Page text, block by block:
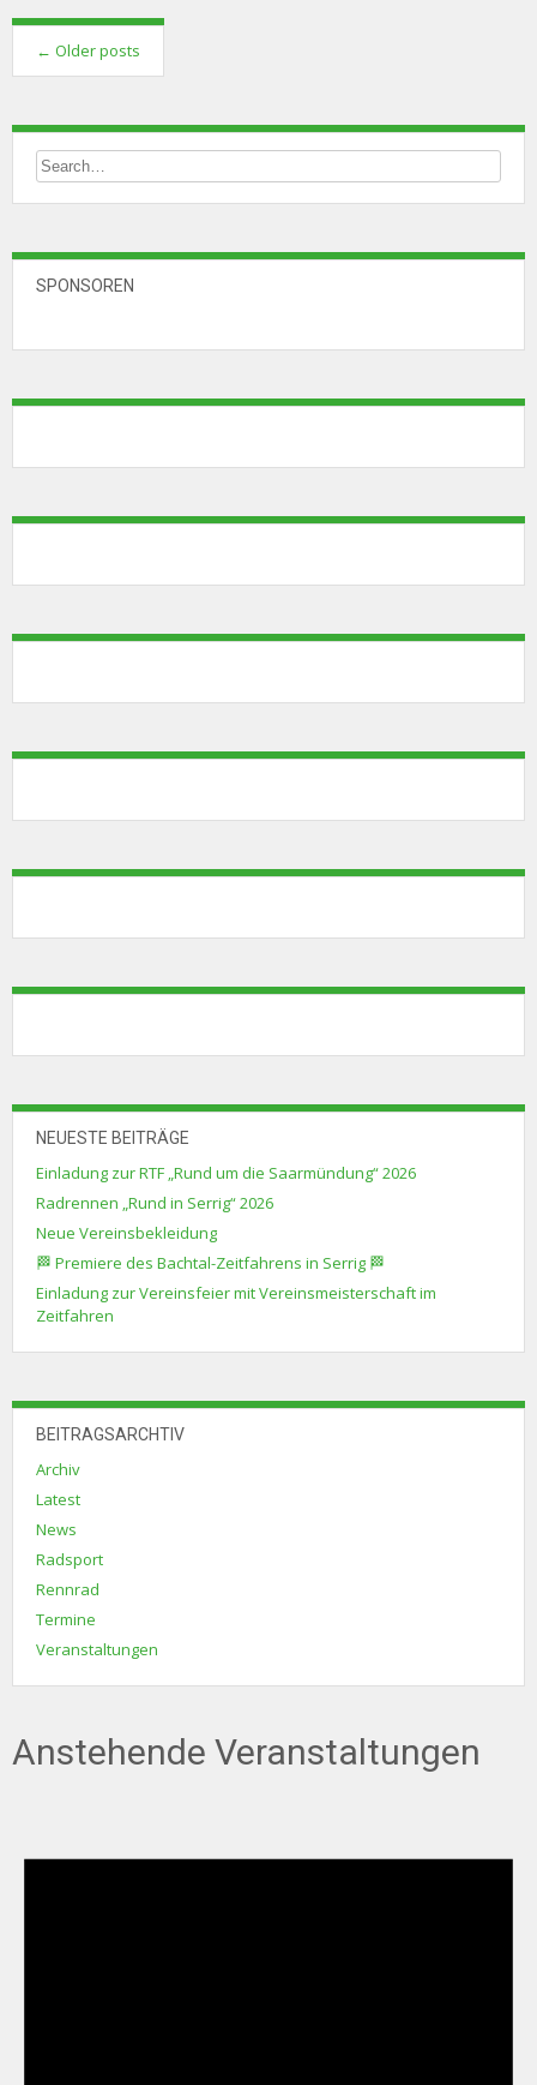
Posts
navigation
← Older posts
SPONSOREN
NEUESTE BEITRÄGE
Einladung zur RTF „Rund um die Saarmündung“ 2026
Radrennen „Rund in Serrig“ 2026
Neue Vereinsbekleidung
🏁 Premiere des Bachtal-Zeitfahrens in Serrig 🏁
Einladung zur Vereinsfeier mit Vereinsmeisterschaft im
Zeitfahren
BEITRAGSARCHTIV
Archiv
Latest
News
Radsport
Rennrad
Termine
Veranstaltungen
Anstehende Veranstaltungen